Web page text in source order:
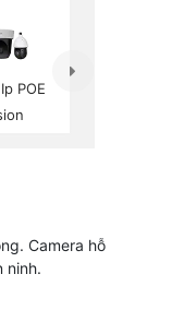
POE
Camera hỗ
ninh.